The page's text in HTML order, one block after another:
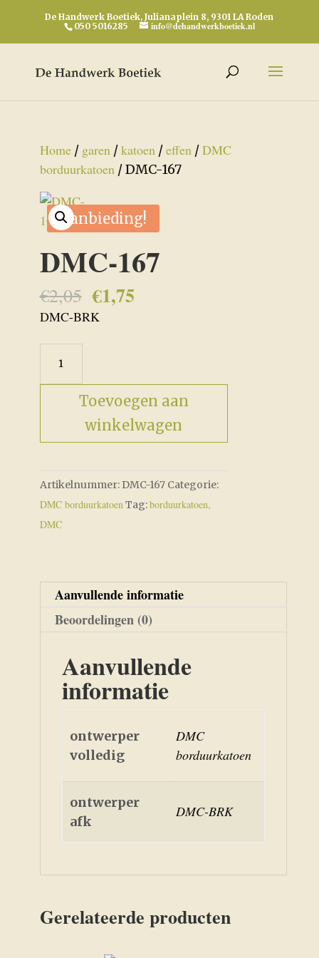
De Handwerk Boetiek, Julianaplein 8, 9301 LA Roden
050 5016285
info@dehandwerkboetiek.nl
Home/ garen/katoen/effen/DMC
borduurkatoen/ DMC-167
Aanbieding!
DMC-167
€2,05 Oorspronkelijke
prijs
€1,75Huidige
DMC-BRK
aantal
Toevoegen aan
winkelwagen
Artikelnummer: DMC-167 Categorie:
DMC borduurkatoenTag:borduurkatoen,
DMC
Aanvullende informatie
Beoordelingen (0)
Aanvullende
informatie
ontwerper
volledig
DMC
borduurkatoen
ontwerper
afk
DMC-BRK
Gerelateerde producten